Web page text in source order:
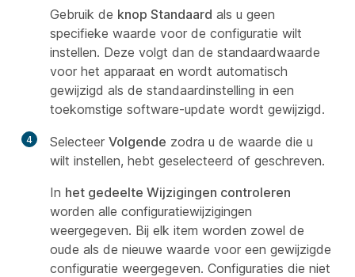
Gebruik de knop Standaard als u geen
specifieke waarde voor de configuratie wilt
instellen. Deze volgt dan de standaardwaarde
voor het apparaat en wordt automatisch
gewijzigd als de standaardinstelling in een
toekomstige software-update wordt gewijzigd.
4 Selecteer Volgende zodra u de waarde die u
wilt instellen, hebt geselecteerd of geschreven.
In het gedeelte Wijzigingen controleren
worden alle configuratiewijzigingen
weergegeven. Bij elk item worden zowel de
oude als de nieuwe waarde voor een gewijzigde
configuratie weergegeven. Configuraties die niet